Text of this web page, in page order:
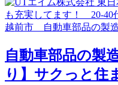
自動車部品の製
り】サクっと住